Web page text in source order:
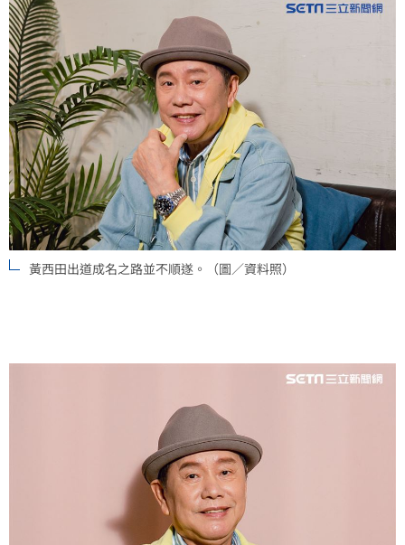
黃西田出道成名之路並不順遂。（圖／資料照）